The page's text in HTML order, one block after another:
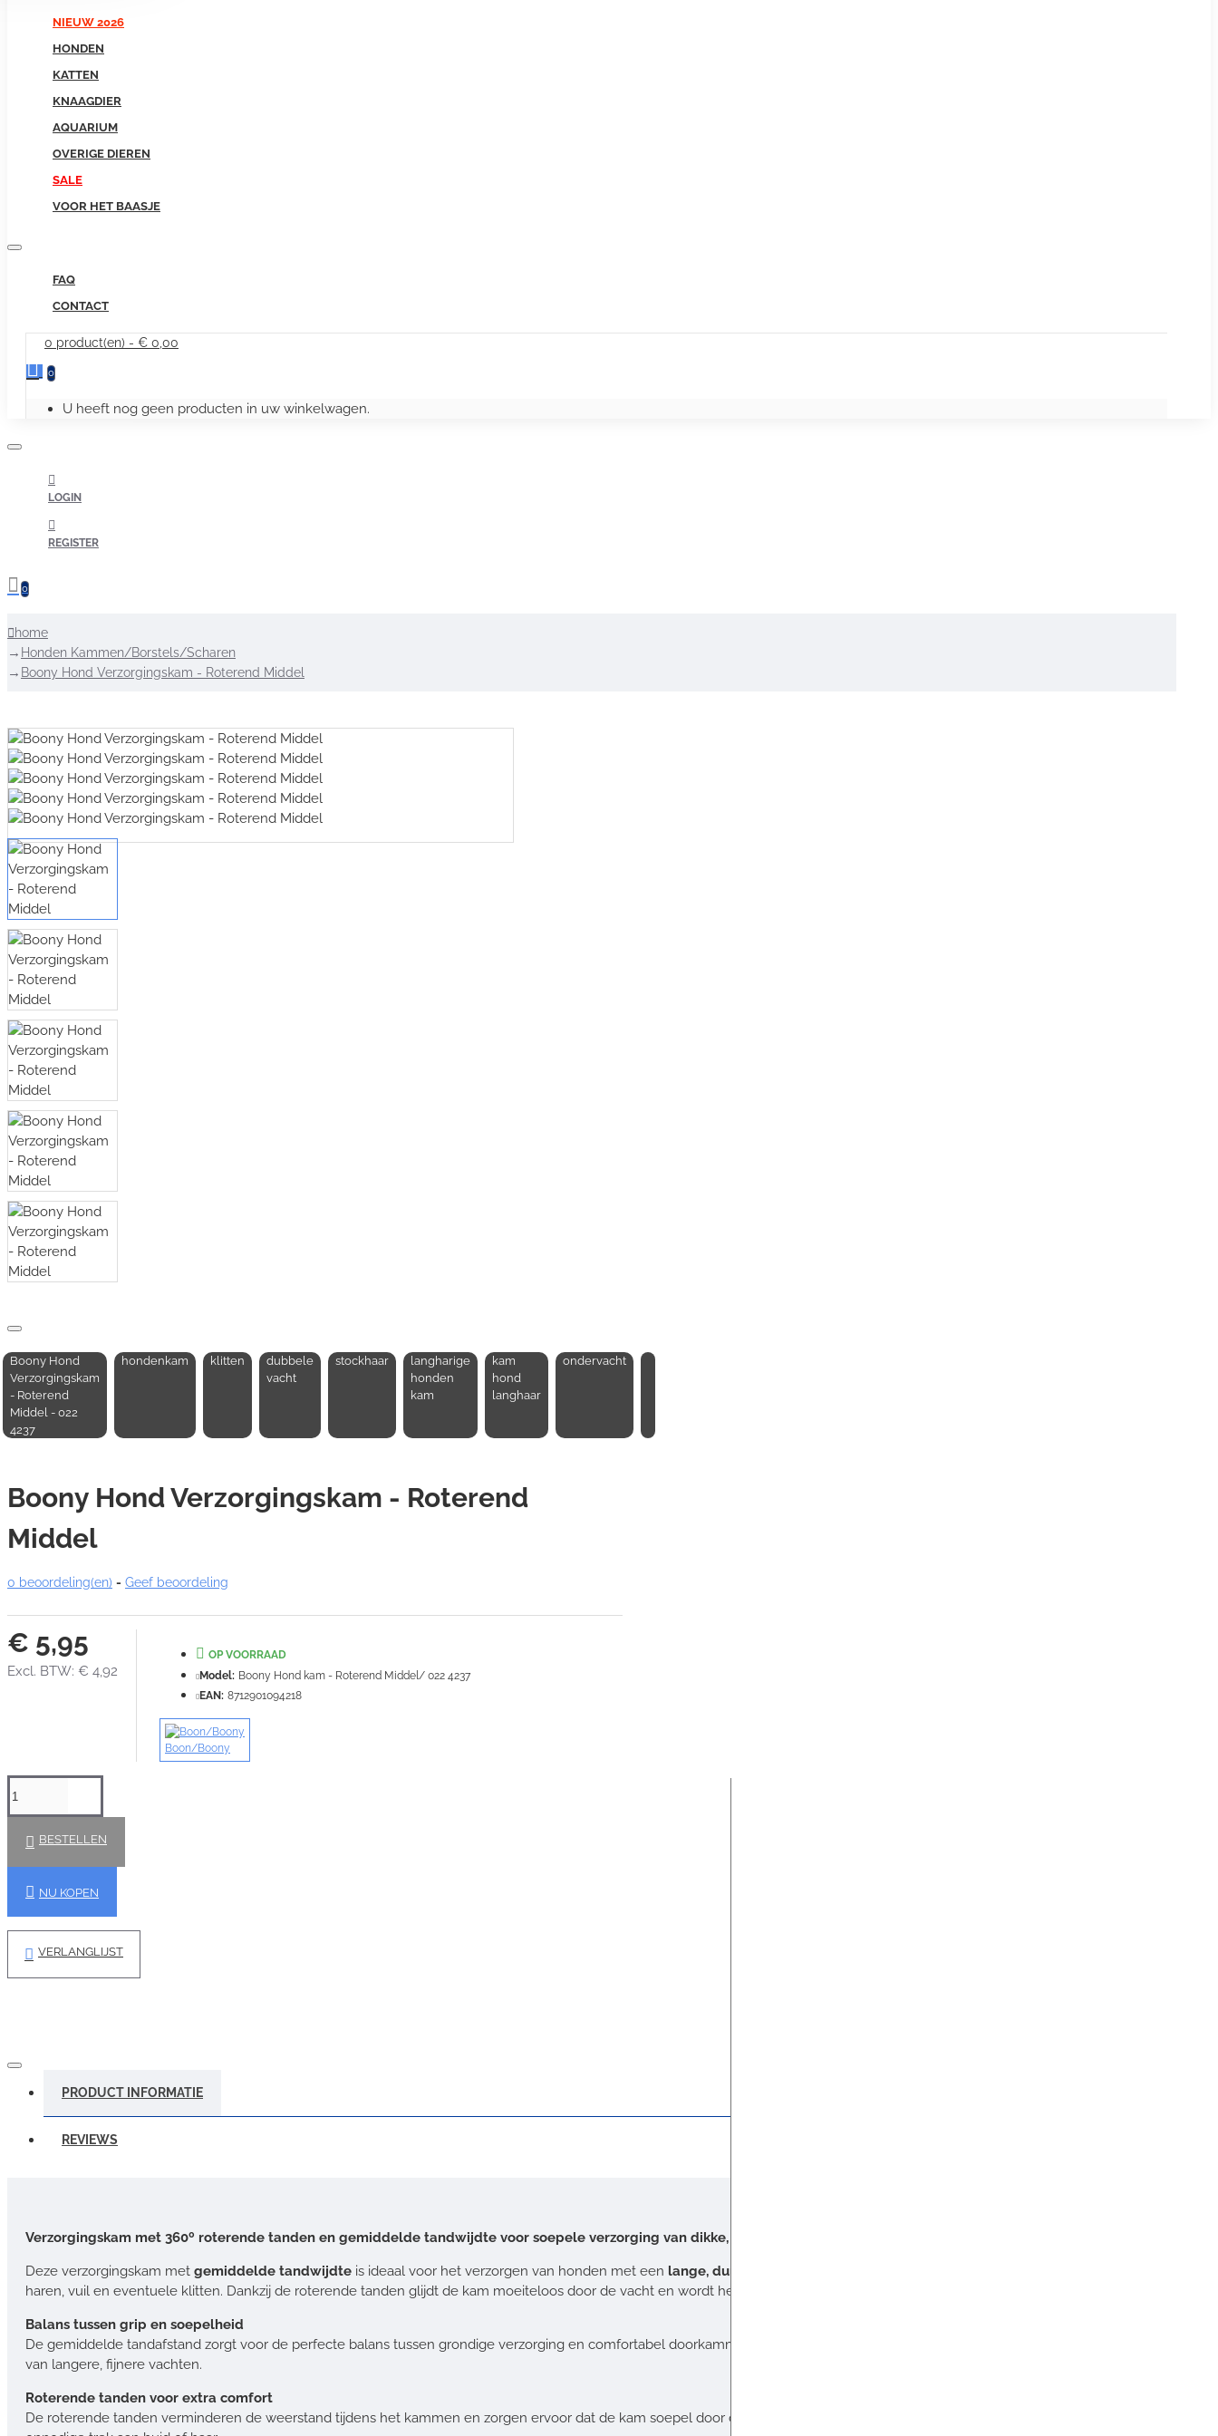
NIEUW 2026
HONDEN
KATTEN
KNAAGDIER
AQUARIUM
OVERIGE DIEREN
SALE
VOOR HET BAASJE
FAQ
CONTACT
0 product(en) - € 0,00
0
U heeft nog geen producten in uw winkelwagen.
LOGIN
REGISTER
0
home
Honden Kammen/Borstels/Scharen
Boony Hond Verzorgingskam - Roterend Middel
Boony Hond
Verzorgingskam
- Roterend
Middel - 022
4237
hondenkam klitten
dubbele
vacht
stockhaar
langharige
honden
kam
kam
hond
langhaar
ondervacht
Boony Hond Verzorgingskam - Roterend
Middel
0 beoordeling(en) - Geef beoordeling
€ 5,95
Excl. BTW: € 4,92
OP VOORRAAD
Model: Boony Hond kam - Roterend Middel/ 022 4237
EAN: 8712901094218
Boon/Boony
BESTELLEN
NU KOPEN
VERLANGLIJST
PRODUCT INFORMATIE
REVIEWS
Verzorgingskam met 360º roterende tanden en gemiddelde tandwijdte voor soepele verzorging van dikke, stock- of langharige vacht
Deze verzorgingskam met gemiddelde tandwijdte is ideaal voor het verzorgen van honden met een lange, dunne vacht
haren, vuil en eventuele klitten. Dankzij de roterende tanden glijdt de kam moeiteloos door de vacht en wordt het verzorgen aangenamer voor jouw hond.
Balans tussen grip en soepelheid
De gemiddelde tandafstand zorgt voor de perfecte balans tussen grondige verzorging en comfortabel doorkammen. Hierdoor is deze kam breed inzetbaar voor de dagelijkse verzorging
van langere, fijnere vachten.
Roterende tanden voor extra comfort
De roterende tanden verminderen de weerstand tijdens het kammen en zorgen ervoor dat de kam soepel door de vacht glijdt. Dat maakt het kammen aangenamer en voorkomt